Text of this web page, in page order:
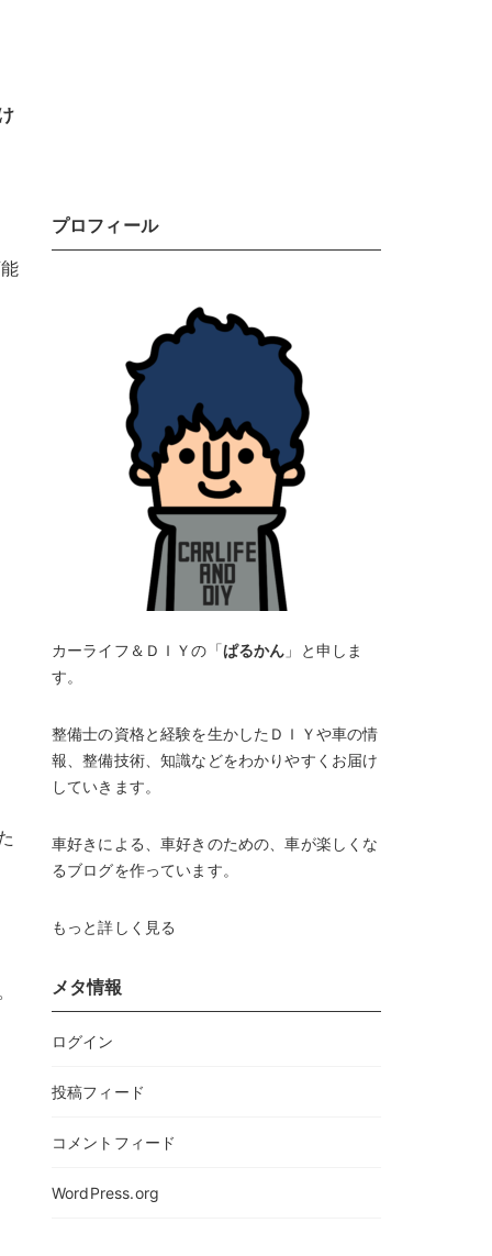
プロフィール
カーライフ＆ＤＩＹの「ぱるかん 」と申しま
す。
整備士の資格と経験を生かしたＤＩＹや車の情
報、整備技術、知識などをわかりやすくお届け
していきます。
車好きによる、車好きのための、車が楽しくな
るブログを作っています。
もっと詳しく見る
メタ情報
ログイン
投稿フィード
コメントフィード
WordPress.org